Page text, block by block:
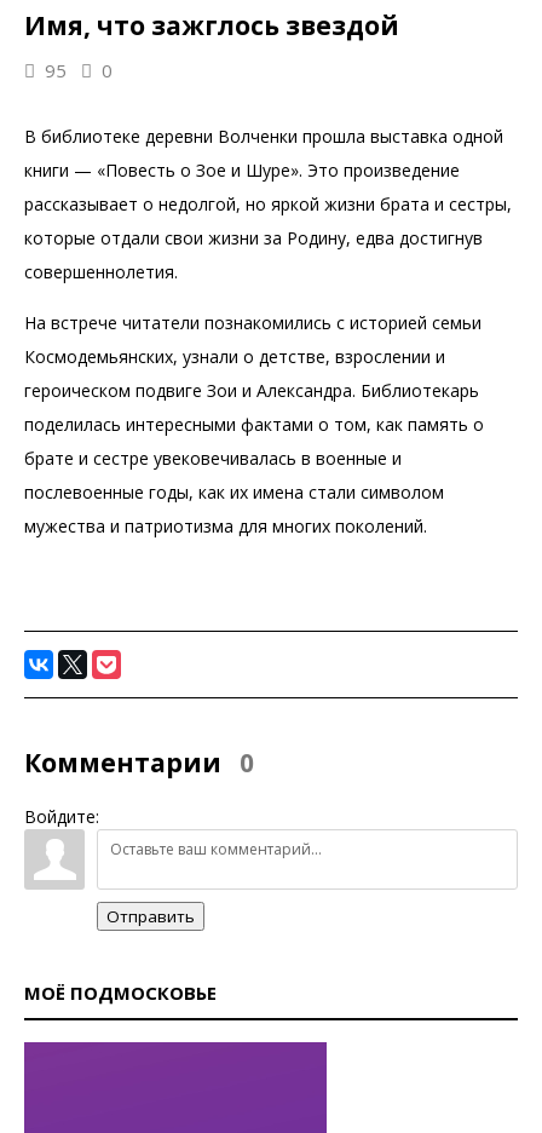
Имя, что зажглось звездой
95 0
В библиотеке деревни Волченки прошла выставка одной
книги — «Повесть о Зое и Шуре». Это произведение
рассказывает о недолгой, но яркой жизни брата и сестры,
которые отдали свои жизни за Родину, едва достигнув
совершеннолетия.
На встрече читатели познакомились с историей семьи
Космодемьянских, узнали о детстве, взрослении и
героическом подвиге Зои и Александра. Библиотекарь
поделилась интересными фактами о том, как память о
брате и сестре увековечивалась в военные и
послевоенные годы, как их имена стали символом
мужества и патриотизма для многих поколений.
Комментарии 0
Войдите:
Отправить
МОЁ ПОДМОСКОВЬЕ